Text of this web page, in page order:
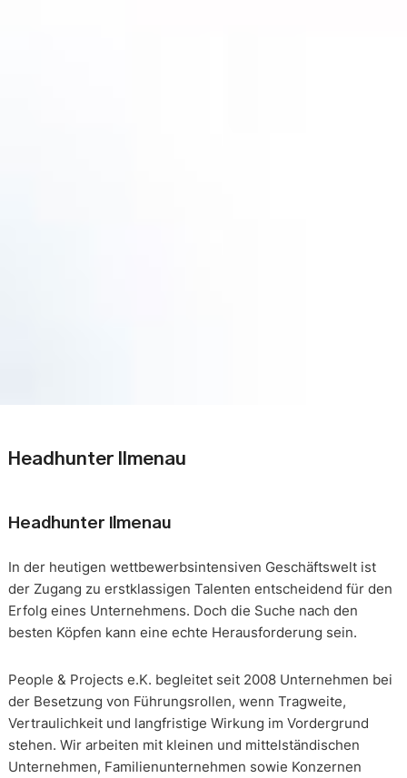
Headhunter Ilmenau
Headhunter Ilmenau
In der heutigen wettbewerbsintensiven Geschäftswelt ist
der Zugang zu erstklassigen Talenten entscheidend für den
Erfolg eines Unternehmens. Doch die Suche nach den
besten Köpfen kann eine echte Herausforderung sein.
People & Projects e.K. begleitet seit 2008 Unternehmen bei
der Besetzung von Führungsrollen, wenn Tragweite,
Vertraulichkeit und langfristige Wirkung im Vordergrund
stehen. Wir arbeiten mit kleinen und mittelständischen
Unternehmen, Familienunternehmen sowie Konzernen